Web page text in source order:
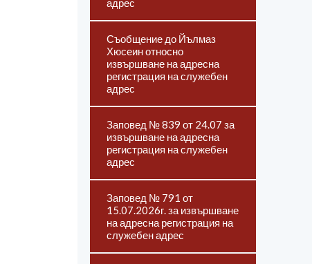
адрес
Съобщение до Йълмаз
Хюсеин относно
извършване на адресна
регистрация на служебен
адрес
Заповед № 839 от 24.07 за
извършване на адресна
регистрация на служебен
адрес
Заповед № 791 от
15.07.2026г. за извършване
на адресна регистрация на
служебен адрес